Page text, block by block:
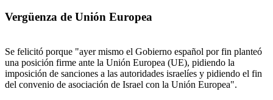
Vergüenza de Unión Europea
Se felicitó porque "ayer mismo el Gobierno español por fin planteó
una posición firme ante la Unión Europea (UE), pidiendo la
imposición de sanciones a las autoridades israelíes y pidiendo el fin
del convenio de asociación de Israel con la Unión Europea".